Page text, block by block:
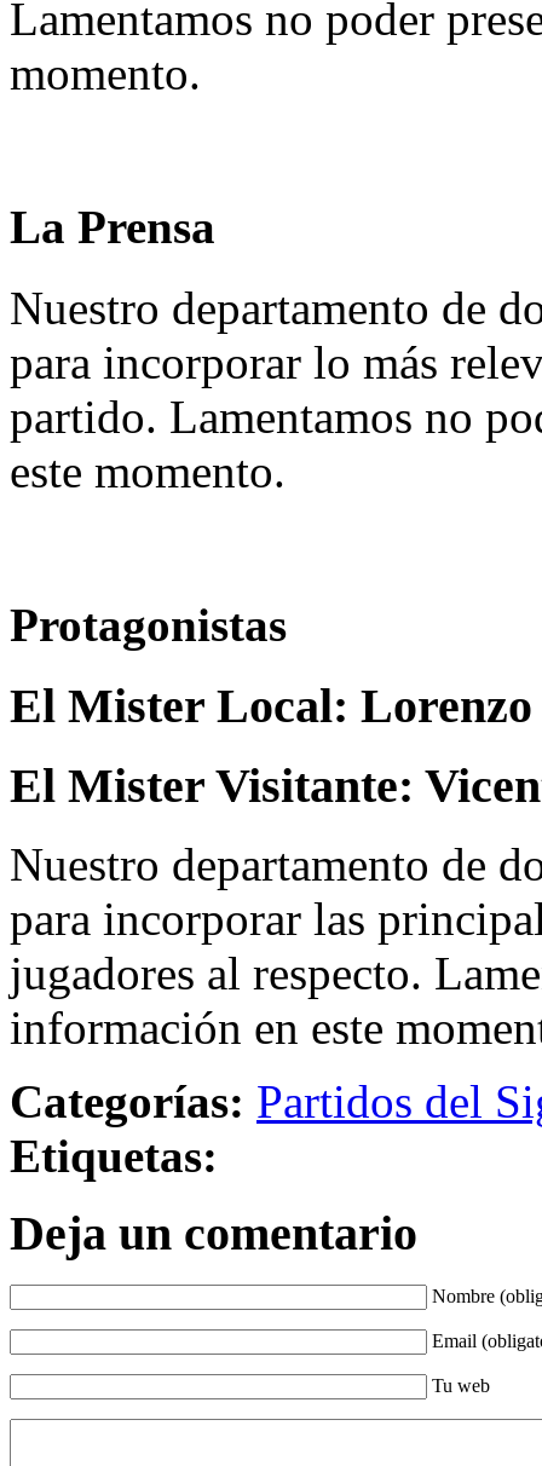
Lamentamos no poder
momento.
La Prensa
Nuestro departamento de
para incorporar lo más
partido. Lamentamos no
este momento.
Protagonistas
El Mister Local:
El Mister Visitante:
Nuestro departamento de
para incorporar las
jugadores al respecto.
información en este
Categorías: Partidos del
Etiquetas:
Deja un comentario
Nombre
Email
Tu web